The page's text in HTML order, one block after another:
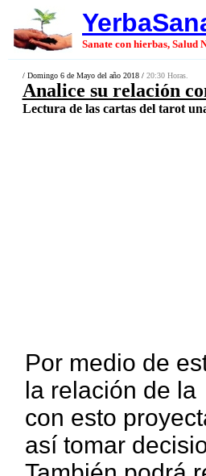
Sanate con hierbas, Salud
/ Domingo 6 de Mayo del año 2018 / 20:30 Horas.
Analice su relación
Lectura de las cartas del tarot
Por medio de
la relación de
con esto
así tomar